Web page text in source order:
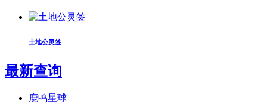
土地公灵签
最新查询
鹿鸣星球